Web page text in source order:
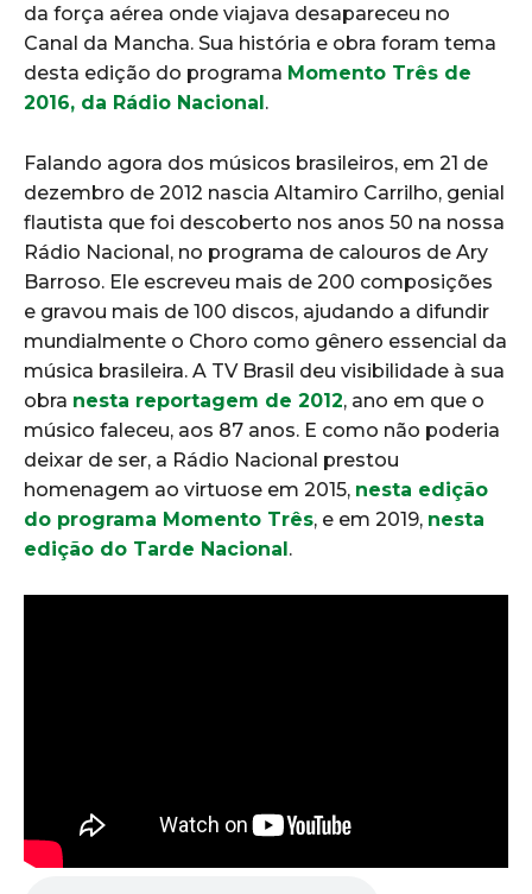
da força aérea onde viajava desapareceu no
Canal da Mancha. Sua história e obra foram tema
desta edição do programa Momento Três de
2016, da Rádio Nacional .
Falando agora dos músicos brasileiros, em 21 de
dezembro de 2012 nascia Altamiro Carrilho, genial
flautista que foi descoberto nos anos 50 na nossa
Rádio Nacional, no programa de calouros de Ary
Barroso. Ele escreveu mais de 200 composições
e gravou mais de 100 discos, ajudando a difundir
mundialmente o Choro como gênero essencial da
música brasileira. A TV Brasil deu visibilidade à sua
obra nesta reportagem de 2012, ano em que o
músico faleceu, aos 87 anos. E como não poderia
deixar de ser, a Rádio Nacional prestou
homenagem ao virtuose em 2015, nesta edição
do programa Momento Três, e em 2019, nesta
edição do Tarde Nacional .